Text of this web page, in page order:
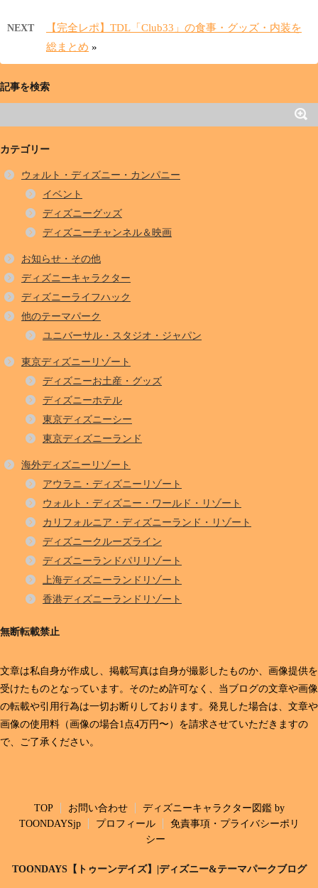
NEXT
【完全レポ】TDL「Club33」の食事・グッズ・内装を
総まとめ »
記事を検索
カテゴリー
ウォルト・ディズニー・カンパニー
イベント
ディズニーグッズ
ディズニーチャンネル＆映画
お知らせ・その他
ディズニーキャラクター
ディズニーライフハック
他のテーマパーク
ユニバーサル・スタジオ・ジャパン
東京ディズニーリゾート
ディズニーお土産・グッズ
ディズニーホテル
東京ディズニーシー
東京ディズニーランド
海外ディズニーリゾート
アウラニ・ディズニーリゾート
ウォルト・ディズニー・ワールド・リゾート
カリフォルニア・ディズニーランド・リゾート
ディズニークルーズライン
ディズニーランドパリリゾート
上海ディズニーランドリゾート
香港ディズニーランドリゾート
無断転載禁止
文章は私自身が作成し、掲載写真は自身が撮影したものか、画像提供を
受けたものとなっています。そのため許可なく、当ブログの文章や画像
の転載や引用行為は一切お断りしております。発見した場合は、文章や
画像の使用料（画像の場合1点4万円〜）を請求させていただきますの
で、ご了承ください。
TOP お問い合わせ
ディズニーキャラクター図鑑 by
TOONDAYSjp
プロフィール
免責事項・プライバシーポリ
シー
TOONDAYS【トゥーンデイズ】|ディズニー&テーマパークブログ